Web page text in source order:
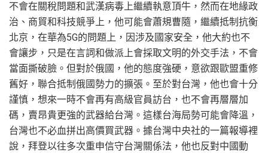
不會在關稅問題和武漢病毒上繼續執意頂牛，然而在地緣政
治、商貿和科技競爭上，他可能會蕭規曹隨，繼續抵制抗衡
北京，在華為5G的問題上，因涉及國家安全，他大約也不
會讓步，只是在言詞和做派上會採取文明的外交手法，不會
當面撕破臉。但對於俄國，他的態度強硬，意欲跟歐盟重修
舊好，聯合抵制俄國勢力的擴張。至於對台灣，他也會十分
謹慎，想來一時不會再有高級官員訪台，也不會再層層加
碼，賣昂貴更強的武器給台灣。這樣台海局勢可能會降溫，
台灣也不必血拼出高價買武器。據台灣中央社的一篇報導裡
說，拜登以往多次重申信守台灣關係法，他也反對中國動